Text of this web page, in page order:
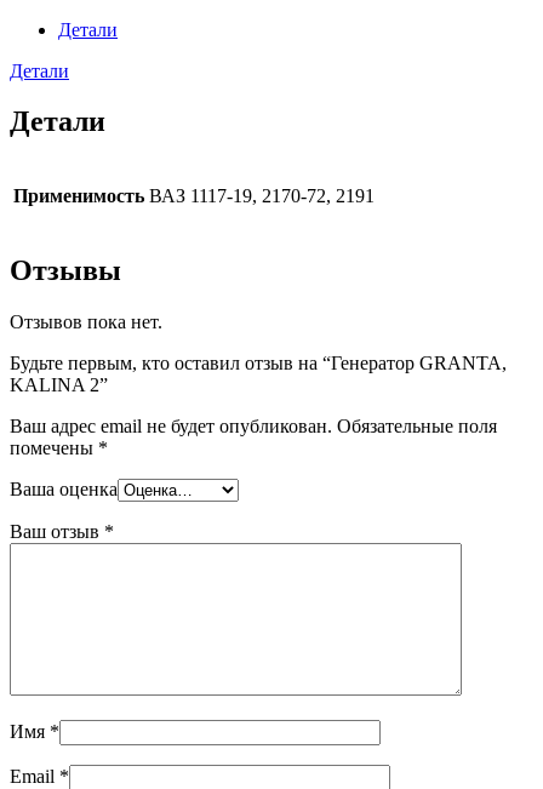
Детали
Детали
Детали
Применимость ВАЗ 1117-19, 2170-72, 2191
Отзывы
Отзывов пока нет.
Будьте первым, кто оставил отзыв на “Генератор GRANTA,
KALINA 2”
Ваш адрес email не будет опубликован. Обязательные поля
помечены *
Ваша оценка
Ваш отзыв *
Имя *
Email *